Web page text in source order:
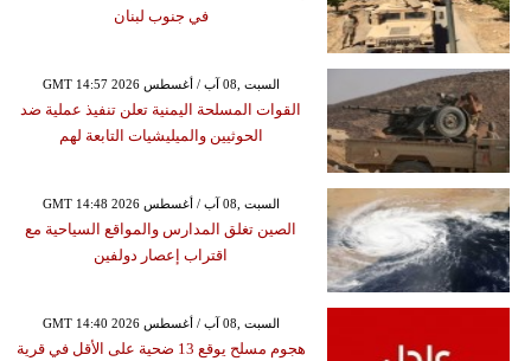
في جنوب لبنان
GMT 14:57 2026 السبت ,08 آب / أغسطس
القوات المسلحة اليمنية تعلن تنفيذ عملية ضد
الحوثيين والميليشيات التابعة لهم
GMT 14:48 2026 السبت ,08 آب / أغسطس
الصين تغلق المدارس والمواقع السياحية مع
اقتراب إعصار دولفين
GMT 14:40 2026 السبت ,08 آب / أغسطس
هجوم مسلح يوقع 13 ضحية على الأقل في قرية